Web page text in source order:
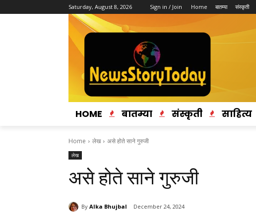
Saturday, August 8, 2026 Sign in / Join Home बातम्या संस्कृती
HOME बातम्या संस्कृती साहित्य
Home लेख असे होते साने गुरुजी
लेख
असे होते साने गुरुजी
By Alka Bhujbal December 24, 2024